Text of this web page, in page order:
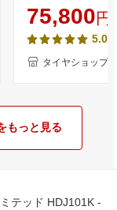
タイヤ ダンロッ
GRANDTREK
75,800円
5.0
タイヤショップ
もっと見る
テッド HDJ101K -